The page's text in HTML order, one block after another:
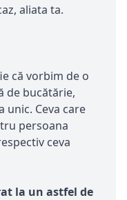
aliata ta.
că vorbim de o
de bucătărie,
unic. Ceva care
persoana
ceva
la un astfel de